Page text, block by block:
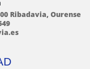
Ribadavia, Ourense